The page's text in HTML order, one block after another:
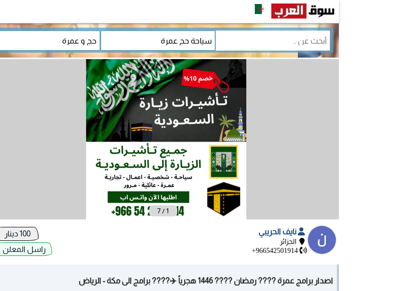
1
/
7
نايف الحريبي
الجزائر
+966542501914
راسل المعلن
اصدار برامج عمرة ???? رمضان ???? 1446 هجرياً ✈️???? برامج الى مكة - الرياض